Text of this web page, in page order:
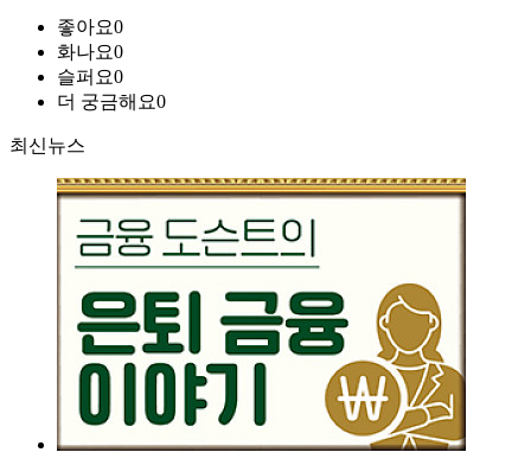
좋아요0
화나요0
슬퍼요0
더 궁금해요0
최신뉴스